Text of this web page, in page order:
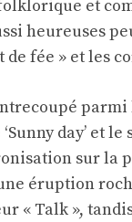
et
heureuses
de fée » et les
parmi
day’ et
sur la
éruption
« Talk »,